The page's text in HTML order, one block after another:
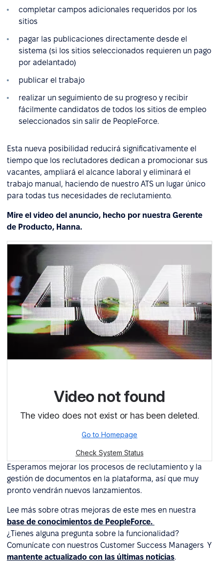
completar campos adicionales requeridos por los
sitios
pagar las publicaciones directamente desde el
sistema (si los sitios seleccionados requieren un pago
por adelantado)
publicar el trabajo
realizar un seguimiento de su progreso y recibir
fácilmente candidatos de todos los sitios de empleo
seleccionados sin salir de PeopleForce.
Esta nueva posibilidad reducirá significativamente el
tiempo que los reclutadores dedican a promocionar sus
vacantes, ampliará el alcance laboral y eliminará el
trabajo manual, haciendo de nuestro ATS un lugar único
para todas tus necesidades de reclutamiento.
Mire el video del anuncio, hecho por nuestra Gerente
de Producto, Hanna.
Esperamos mejorar los procesos de reclutamiento y la
gestión de documentos en la plataforma, así que muy
pronto vendrán nuevos lanzamientos.
Lee más sobre otras mejoras de este mes en nuestra
base de conocimientos de PeopleForce.
¿Tienes alguna pregunta sobre la funcionalidad?
Comunícate con nuestros Customer Success Managers Y
mantente actualizado con las últimas noticias.